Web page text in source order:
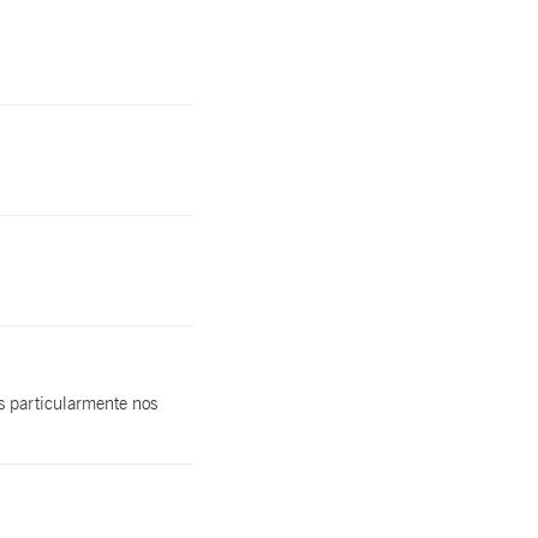
particularmente nos